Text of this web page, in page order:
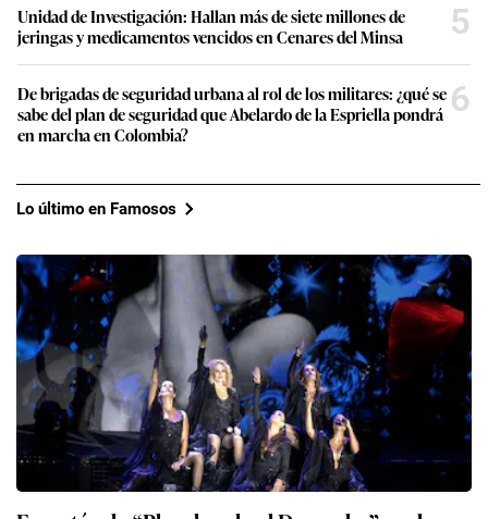
Unidad de Investigación: Hallan más de siete millones de
jeringas y medicamentos vencidos en Cenares del Minsa
5
De brigadas de seguridad urbana al rol de los militares: ¿qué se
sabe del plan de seguridad que Abelardo de la Espriella pondrá
en marcha en Colombia?
6
Lo último en Famosos